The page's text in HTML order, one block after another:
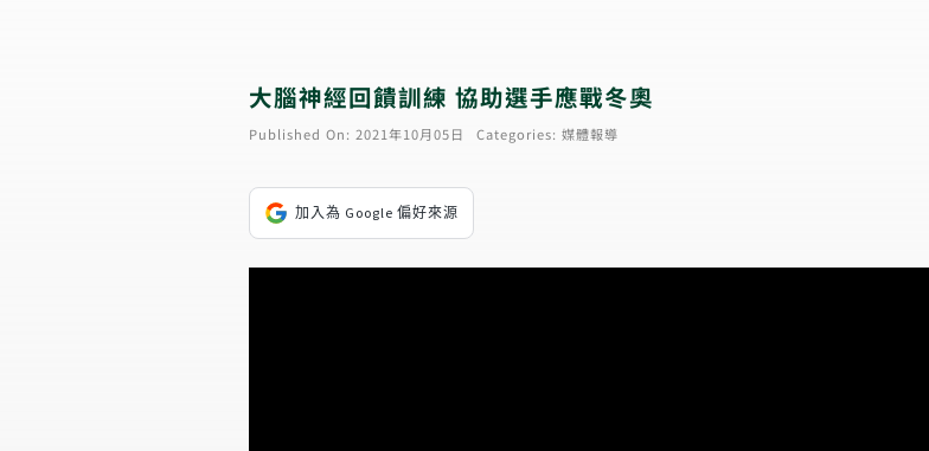
大腦神經回饋訓練 協助選手應戰冬奧
Published On: 2021年10月05日 Categories: 媒體報導
加入為 Google 偏好來源